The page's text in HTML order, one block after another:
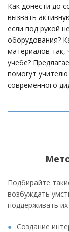
Как донести до
вызвать
если под рукой
оборудования?
материалов так,
учебе?
помогут
современного
Подбирайте
возбуждать
поддерживать
Создание